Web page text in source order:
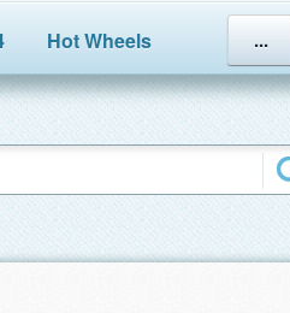
...
Hot Wheels